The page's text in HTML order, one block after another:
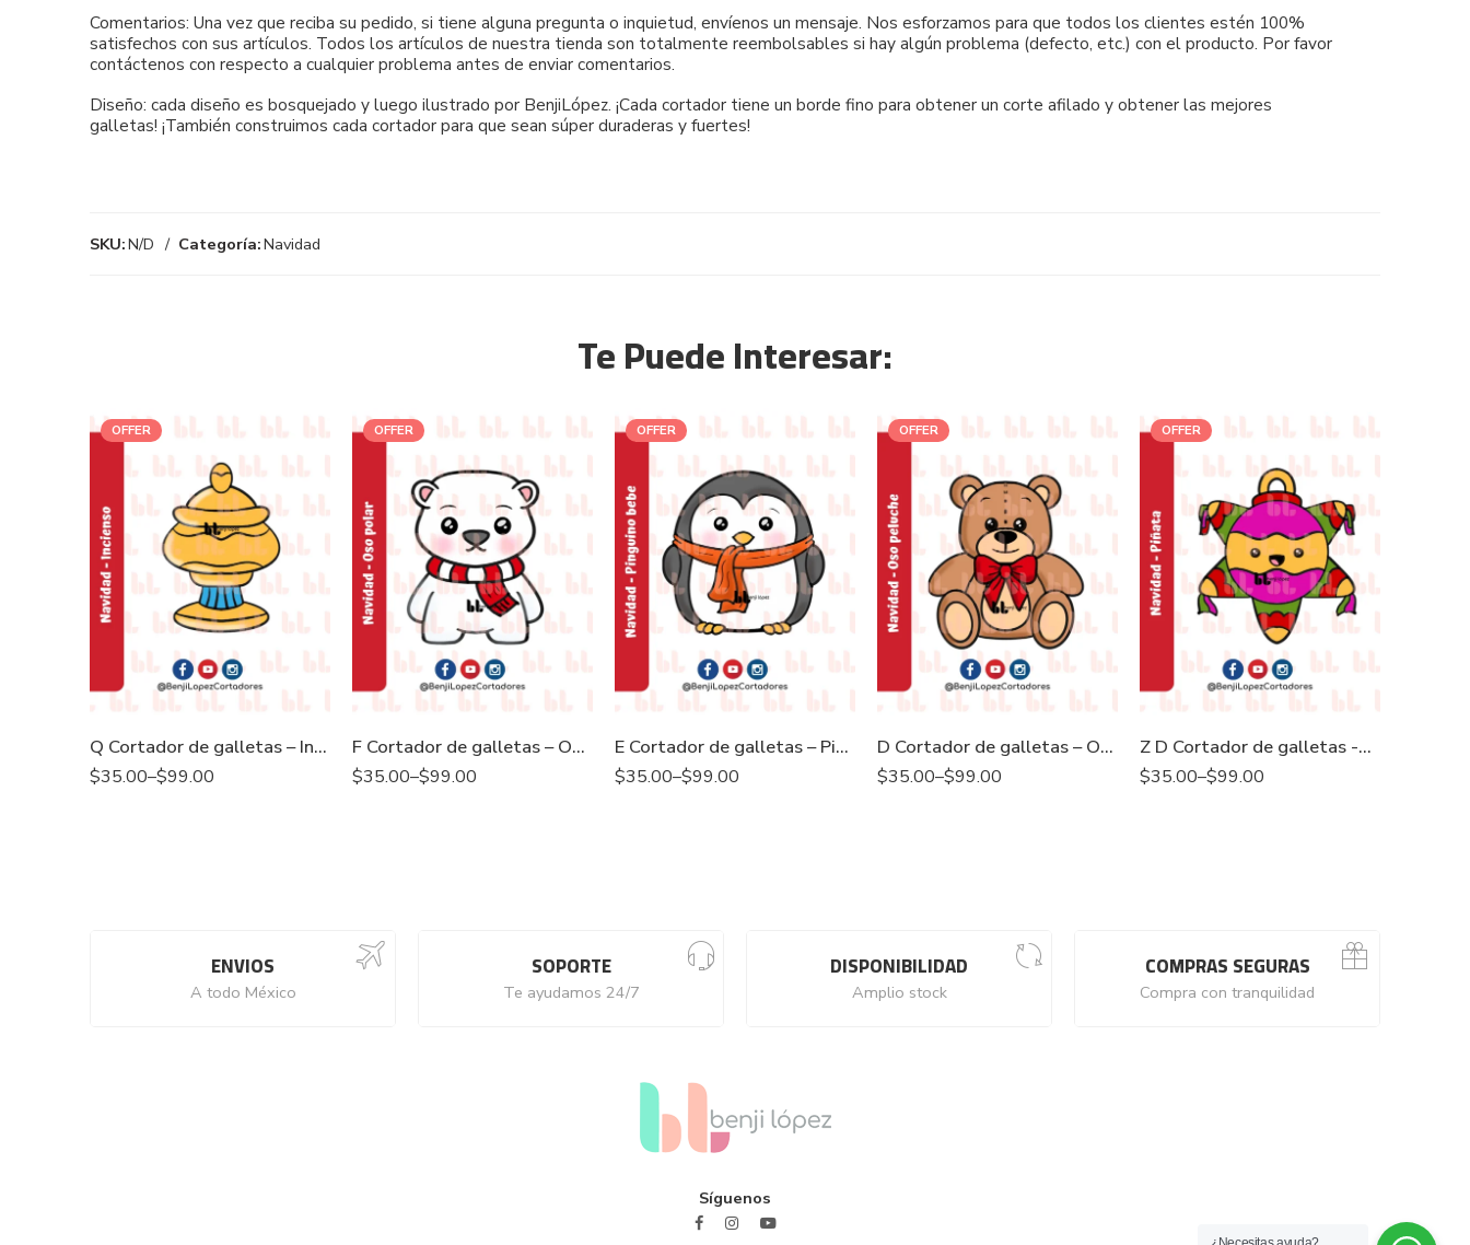
Comentarios: Una vez que reciba su pedido, si tiene alguna pregunta o inquietud, envíenos un mensaje. Nos esforzamos para que todos los clientes estén 100%
satisfechos con sus artículos. Todos los artículos de nuestra tienda son totalmente reembolsables si hay algún problema (defecto, etc.) con el producto. Por favor
contáctenos con respecto a cualquier problema antes de enviar comentarios.
Diseño: cada diseño es bosquejado y luego ilustrado por BenjiLópez. ¡Cada cortador tiene un borde fino para obtener un corte afilado y obtener las mejores
galletas! ¡También construimos cada cortador para que sean súper duraderas y fuertes!
SKU:N/D Categoría:Navidad
Te Puede Interesar:
OFFER
Q Cortador de galletas – Incienso
$35.00–$99.00
OFFER
F Cortador de galletas – Oso polar
$35.00–$99.00
OFFER
E Cortador de galletas – Pingüino
$35.00–$99.00
OFFER
D Cortador de galletas – Oso Peluche
$35.00–$99.00
OFFER
Z D Cortador de galletas -Piñata
$35.00–$99.00
ENVIOS
A todo México
SOPORTE
Te ayudamos 24/7
DISPONIBILIDAD
Amplio stock
COMPRAS SEGURAS
Compra con tranquilidad
Síguenos